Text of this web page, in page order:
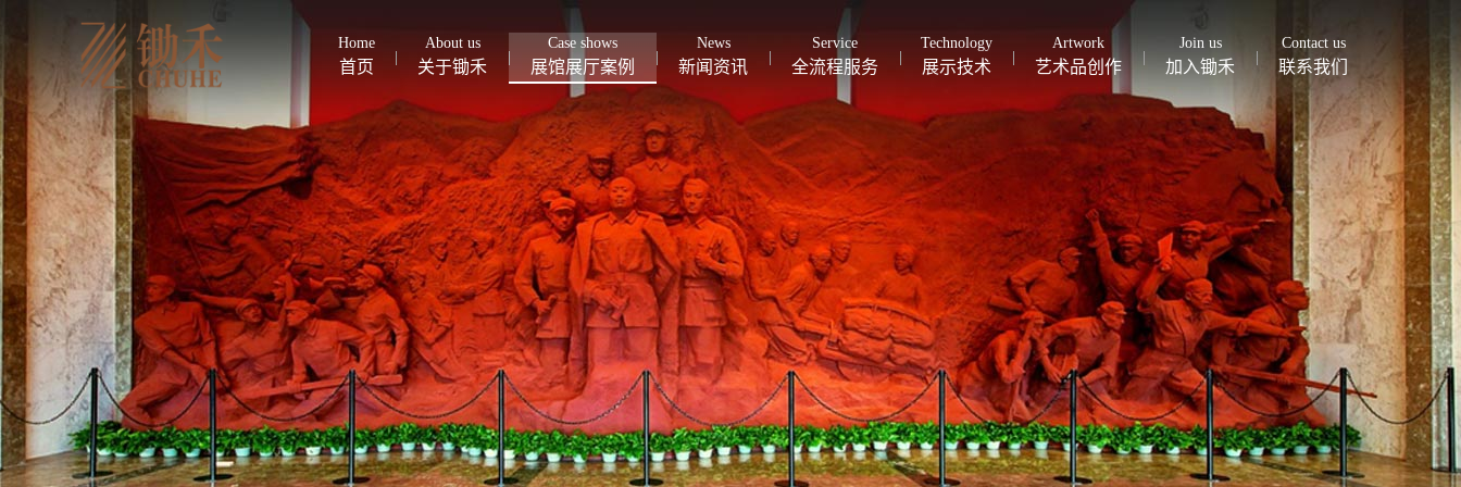
首页
Home
关于锄禾
About us
展馆展厅案例
Case shows
新闻资讯
News
全流程服务
Service
展示技术
Technology
艺术品创作
Artwork
加入锄禾
Join us
联系我们
Contact us